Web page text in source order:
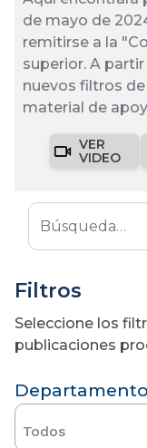
de mayo de
remitirse a la
superior. A
nuevos filtros
material de
VER
VIDEO
Filtros
Seleccione los
publicaciones
Departamento
Todos